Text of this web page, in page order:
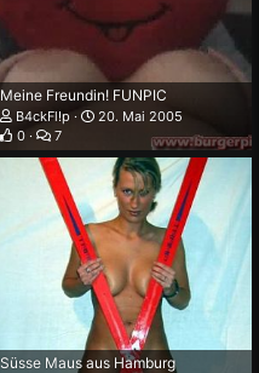
Meine Freundin! FUNPIC
B4ckFl!p
20. Mai 2005
0
7
Süsse Maus aus Hamburg